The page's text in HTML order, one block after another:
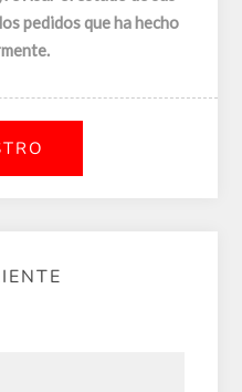
pedidos que ha hecho